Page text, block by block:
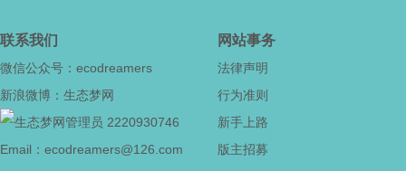
联系我们
微信公众号：ecodreamers
新浪微博：生态梦网
2220930746
Email：ecodreamers@126.com
网站事务
法律声明
行为准则
新手上路
版主招募